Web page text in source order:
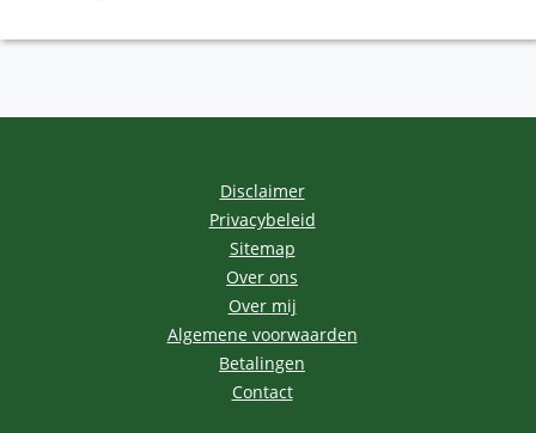
Disclaimer
Privacybeleid
Sitemap
Over ons
Over mij
Algemene voorwaarden
Betalingen
Contact